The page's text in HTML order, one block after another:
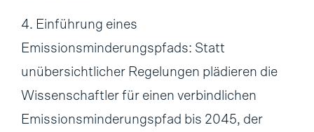
4. Einführung eines
Emissionsminderungspfads: Statt
unübersichtlicher Regelungen plädieren die
Wissenschaftler für einen verbindlichen
Emissionsminderungspfad bis 2045, der